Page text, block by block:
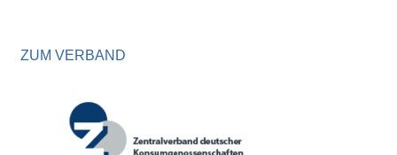
ZUM VERBAND